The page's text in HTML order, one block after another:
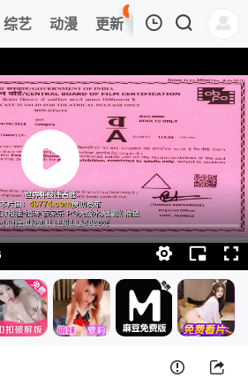
综艺 动漫 更新
86
热榜 APP
正片
清空